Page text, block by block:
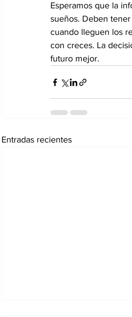
Esperamos que la
sueños. Deben
cuando lleguen los
con creces. La
futuro mejor.
Entradas recientes